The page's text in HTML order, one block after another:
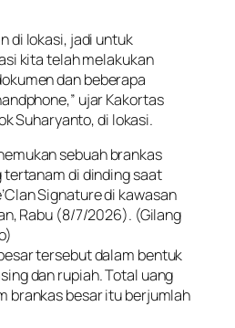
di lokasi, jadi untuk
kita telah melakukan
dan beberapa
ujar Kakortas
Suharyanto, di lokasi.
sebuah brankas
tertanam di dinding saat
Signature di kawasan
Rabu (8/7/2026). (Gilang
tersebut dalam bentuk
dan rupiah. Total uang
brankas besar itu berjumlah